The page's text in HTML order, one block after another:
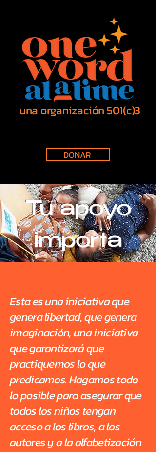
DONAR
una organización 501(c)3
Tu apoyo
importa
Esta es una iniciativa que
genera libertad, que genera
imaginación, una iniciativa
que garantizará que
practiquemos lo que
predicamos. Hagamos todo
lo posible para asegurar que
todos los niños tengan
acceso a los libros, a los
autores y a la alfabetización